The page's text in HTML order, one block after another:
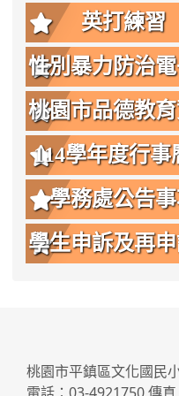
英打練習
性別暴力防治
桃園市品德教
網
114學年度行事
生版
學務處公告
學生申訴及再
桃園市平鎮區文化國民